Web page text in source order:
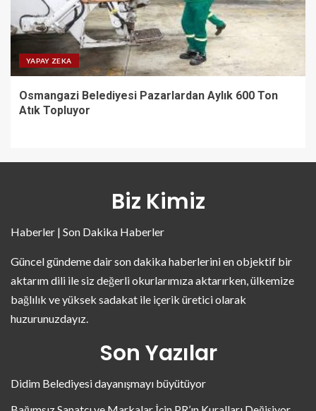
YAPAY ZEKA
Osmangazi Belediyesi Pazarlardan Aylık 600 Ton
Atık Topluyor
Biz Kimiz
Haberler | Son Dakika Haberler
Güncel gündeme dair son dakika haberlerini en objektif bir
aktarım dili ile siz değerli okurlarımıza aktarırken, ülkemize
bağlılık ve yüksek sadakat ile içerik üretici olarak
huzurunuzdayız.
Son Yazılar
Didim Belediyesi dayanışmayı büyütüyor